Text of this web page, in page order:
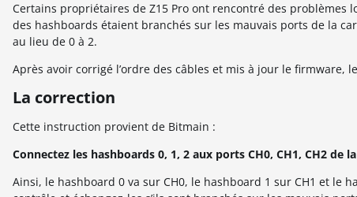
Certains propriétaires de Z15 Pro ont rencontré des problèmes
des hashboards étaient branchés sur les mauvais ports de la
au lieu de 0 à 2.
Après avoir corrigé l’ordre des câbles et mis à jour le firmware,
La correction
Cette instruction provient de Bitmain :
Connectez les hashboards 0, 1, 2 aux ports CH0, CH1, CH2 de
Ainsi, le hashboard 0 va sur CH0, le hashboard 1 sur CH1 et le